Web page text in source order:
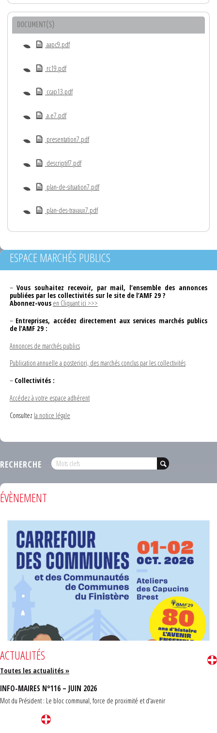
DOCUMENT(S)
aapc9.pdf
rc19.pdf
ccap13.pdf
a.e7.pdf
presentation7.pdf
descriptif7.pdf
plan-de-situation7.pdf
plan-des-travaux7.pdf
ESPACE MARCHÉS PUBLICS
– Vous souhaitez recevoir, par mail, l’ensemble des annonces
publiées par les collectivités sur le site de l’AMF 29 ?
Abonnez-vous en Cliquant ici >>>
– Entreprises, accédez directement aux services marchés publics
de l’AMF 29 :
Annonces de marchés publics
Publication annuelle a posteriori, des marchés conclus par les collectivités
– Collectivités :
Accédez à votre espace adhérent
Consultez la notice légale
RECHERCHE
ÉVÈNEMENT
ACTUALITÉS
Toutes les actualités »
INFO-MAIRES N°116 – JUIN 2026
Mot du Président : Le bloc communal, force de proximité et d'avenir